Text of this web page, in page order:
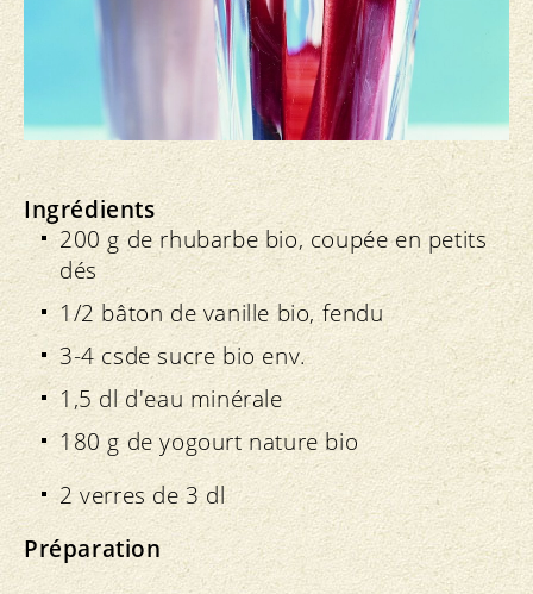
Ingrédients
200 g de rhubarbe bio, coupée en petits
dés
1/2 bâton de vanille bio, fendu
3-4 csde sucre bio env.
1,5 dl d'eau minérale
180 g de yogourt nature bio
2 verres de 3 dl
Préparation